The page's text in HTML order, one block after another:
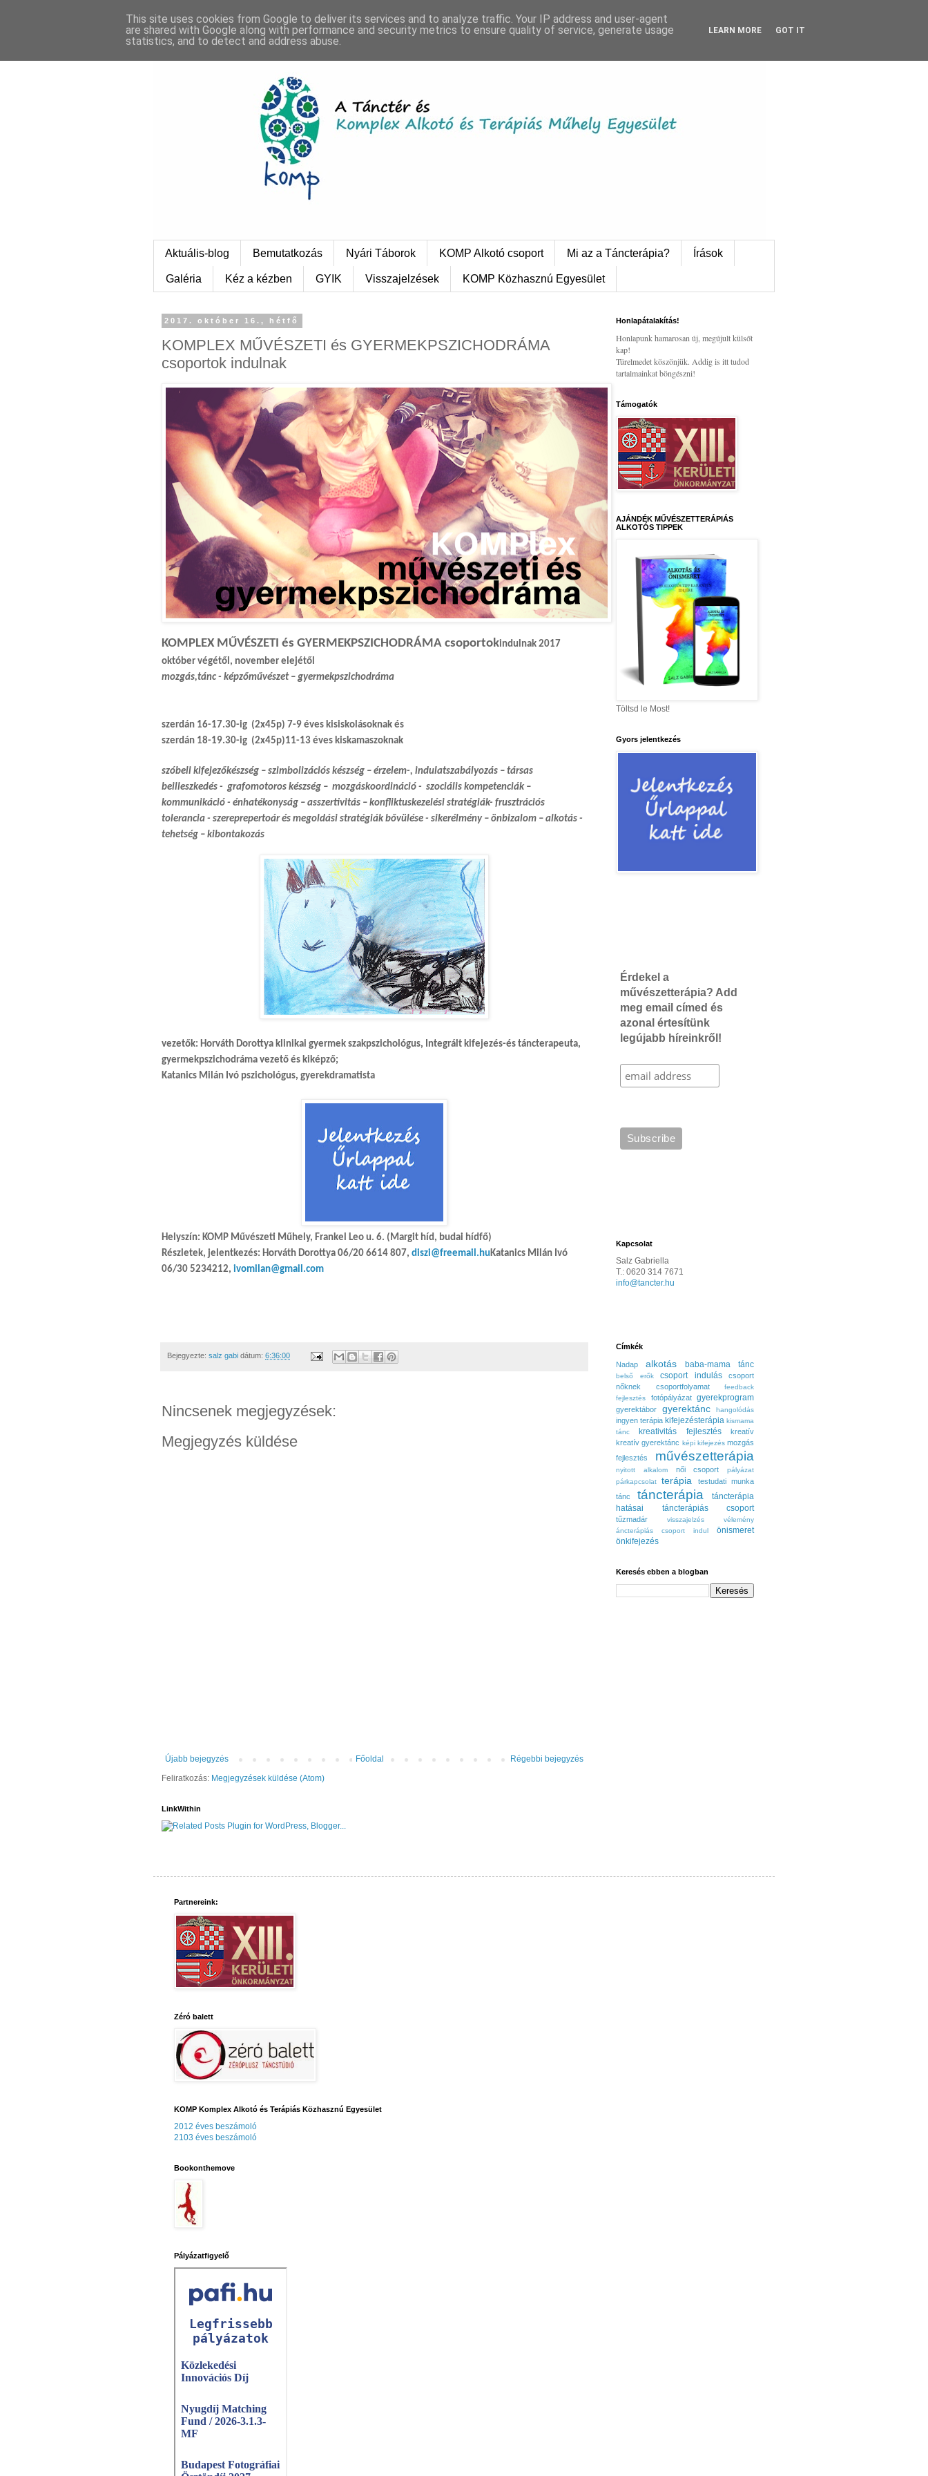
Aktuális-blog Bemutatkozás Nyári Táborok KOMP Alkotó csoport Mi az a Táncterápia? Írások
Galéria Kéz a kézben GYIK Visszajelzések KOMP Közhasznú Egyesület
2017. október 16., hétfő
KOMPLEX MŰVÉSZETI és GYERMEKPSZICHODRÁMA
csoportok indulnak
KOMPLEX MŰVÉSZETI és GYERMEKPSZICHODRÁMA csoportokindulnak 2017
október végétől, november elejétől
mozgás,tánc - képzőművészet – gyermekpszichodráma
szerdán 16-17.30-ig (2x45p) 7-9 éves kisiskolásoknak és
szerdán 18-19.30-ig (2x45p)11-13 éves kiskamaszoknak
szóbeli kifejezőkészség – szimbolizációs készség – érzelem-, indulatszabályozás – társas
beilleszkedés - grafomotoros készség – mozgáskoordináció - szociális kompetenciák –
kommunikáció - énhatékonyság – asszertivitás – konfliktuskezelési stratégiák- frusztrációs
tolerancia - szereprepertoár és megoldási stratégiák bővülése - sikerélmény – önbizalom – alkotás -
tehetség – kibontakozás
vezetők: Horváth Dorottya klinikai gyermek szakpszichológus, Integrált kifejezés-és táncterapeuta,
gyermekpszichodráma vezető és kiképző;
Katanics Milán Ivó pszichológus, gyerekdramatista
Helyszín: KOMP Művészeti Műhely, Frankel Leo u. 6. (Margit híd, budai hídfő)
Részletek, jelentkezés: Horváth Dorottya 06/20 6614 807, diszi@freemail.huKatanics Milán Ivó
06/30 5234212, ivomilan@gmail.com
Bejegyezte: salz gabi dátum: 6:36:00
Nincsenek megjegyzések:
Megjegyzés küldése
Újabb bejegyzés Régebbi bejegyzés
Főoldal
Feliratkozás: Megjegyzések küldése (Atom)
LinkWithin
Honlapátalakítás!
Honlapunk hamarosan új, megújult külsőt
kap!
Türelmedet köszönjük. Addig is itt tudod
tartalmainkat böngészni!
Támogatók
AJÁNDÉK MŰVÉSZETTERÁPIÁS
ALKOTÓS TIPPEK
Töltsd le Most!
Gyors jelentkezés
Érdekel a
művészetterápia? Add
meg email címed és
azonal értesítünk
legújabb híreinkről!
Kapcsolat
Salz Gabriella
T.: 0620 314 7671
info@tancter.hu
Címkék
Nadap alkotás baba-mama tánc
belső erők csoport indulás
csoport
nőknek
csoportfolyamat
feedback
fejlesztés
fotópályázat gyerekprogram
gyerektábor gyerektánc hangolódás
ingyen terápia kifejezésterápia kismama
tánc
kreativitás fejlesztés
kreatív
kreatív gyerektánc képi kifejezés mozgás
fejlesztés
művészetterápia
nyitott alkalom női csoport
pályázat
párkapcsolat
terápia
testudati munka
tánc
táncterápia
táncterápia
hatásai
táncterápiás csoport
tűzmadár visszajelzés
vélemény
áncterápiás csoport indul
önismeret
önkifejezés
Keresés ebben a blogban
Partnereink:
Zéró balett
KOMP Komplex Alkotó és Terápiás Közhasznú Egyesület
2012 éves beszámoló
2103 éves beszámoló
Bookonthemove
Pályázatfigyelő
This site uses cookies from Google to deliver its services and to analyze traffic. Your IP address and user-agent
are shared with Google along with performance and security metrics to ensure quality of service, generate usage
statistics, and to detect and address abuse.
LEARN MORE GOT IT